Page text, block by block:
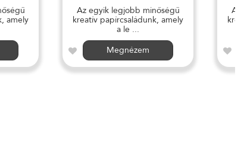
amely
Az egyik legjobb minőségű
kreatív papírcsaládunk, amely
a le ...
Megnézem
Az